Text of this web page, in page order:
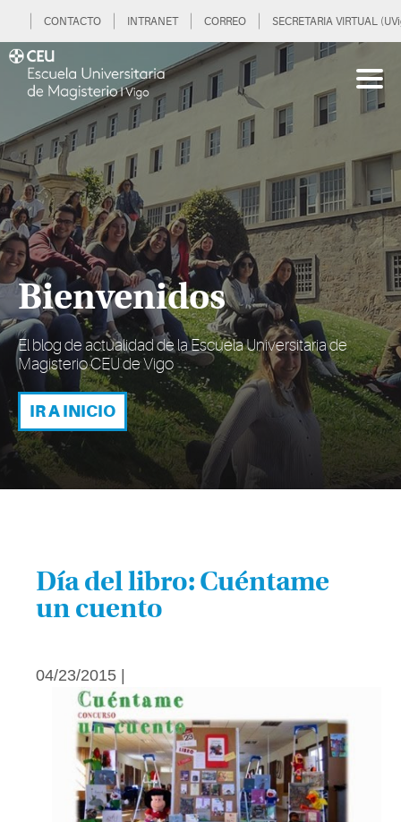
CONTACTO INTRANET CORREO SECRETARIA VIRTUAL
Bienvenidos
El blog de actualidad de la Escuela Universitaria de
Magisterio CEU de Vigo
IR A INICIO
Día del libro: Cuéntame
un cuento
04/23/2015 |